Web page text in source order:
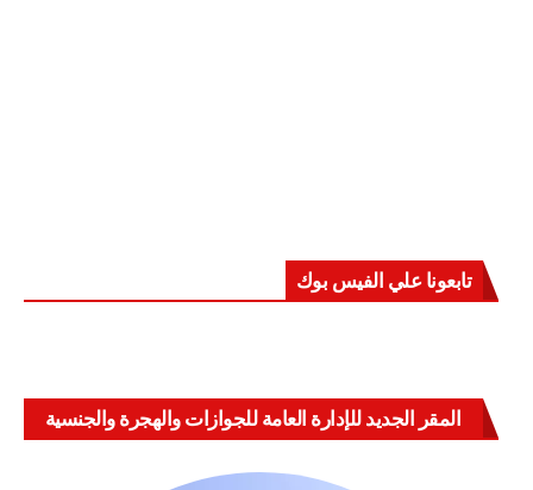
تابعونا علي الفيس بوك
المقر الجديد للإدارة العامة للجوازات والهجرة والجنسية